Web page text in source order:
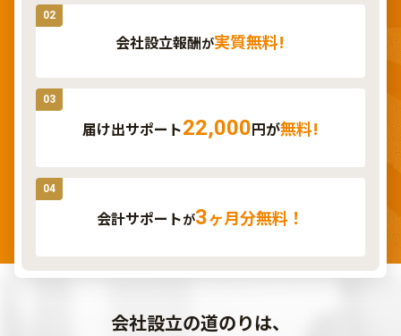
02
会社設立報酬が実質無料!
03
届け出サポート22,000円が無料!
04
会計サポートが3ヶ月分無料！
会社設立の道のりは、